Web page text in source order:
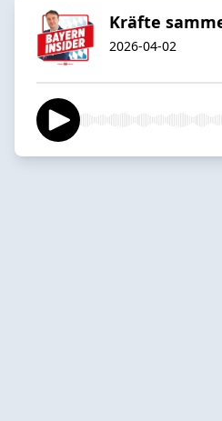
Kräfte
2026-04-02